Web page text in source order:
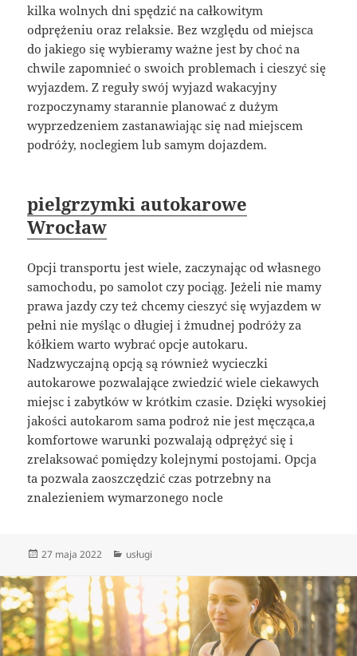
kilka wolnych dni spędzić na całkowitym
odprężeniu oraz relaksie. Bez względu od miejsca
do jakiego się wybieramy ważne jest by choć na
chwile zapomnieć o swoich problemach i cieszyć się
wyjazdem. Z reguły swój wyjazd wakacyjny
rozpoczynamy starannie planować z dużym
wyprzedzeniem zastanawiając się nad miejscem
podróży, noclegiem lub samym dojazdem.
pielgrzymki autokarowe
Wrocław
Opcji transportu jest wiele, zaczynając od własnego
samochodu, po samolot czy pociąg. Jeżeli nie mamy
prawa jazdy czy też chcemy cieszyć się wyjazdem w
pełni nie myśląc o długiej i żmudnej podróży za
kółkiem warto wybrać opcje autokaru.
Nadzwyczajną opcją są również wycieczki
autokarowe pozwalające zwiedzić wiele ciekawych
miejsc i zabytków w krótkim czasie. Dzięki wysokiej
jakości autokarom sama podroż nie jest męcząca,a
komfortowe warunki pozwalają odprężyć się i
zrelaksować pomiędzy kolejnymi postojami. Opcja
ta pozwala zaoszczędzić czas potrzebny na
znalezieniem wymarzonego nocle
Data
27 maja 2022 Kategorie
usługi